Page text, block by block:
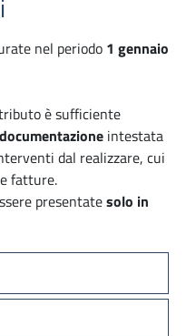
nel periodo 1 gennaio
è sufficiente
intestata
dal realizzare, cui
fatture.
presentatesolo in